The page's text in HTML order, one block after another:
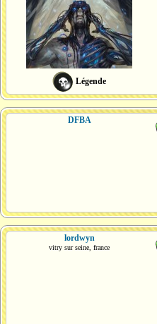
Légende
DFBA
lordwyn
vitry sur seine, france